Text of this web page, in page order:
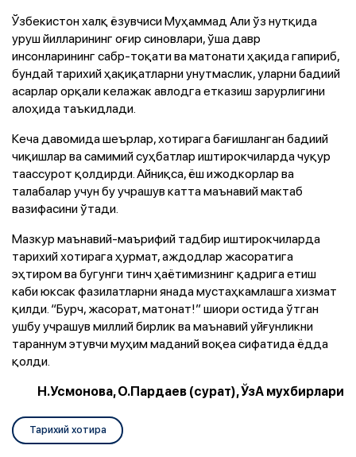
Ўзбекистон халқ ёзувчиси Муҳаммад Али ўз нутқида
уруш йилларининг оғир синовлари, ўша давр
инсонларининг сабр-тоқати ва матонати ҳақида гапириб,
бундай тарихий ҳақиқатларни унутмаслик, уларни бадиий
асарлар орқали келажак авлодга етказиш зарурлигини
алоҳида таъкидлади.
Кеча давомида шеърлар, хотирага бағишланган бадиий
чиқишлар ва самимий суҳбатлар иштирокчиларда чуқур
таассурот қолдирди. Айниқса, ёш ижодкорлар ва
талабалар учун бу учрашув катта маънавий мактаб
вазифасини ўтади.
Мазкур маънавий-маърифий тадбир иштирокчиларда
тарихий хотирага ҳурмат, аждодлар жасоратига
эҳтиром ва бугунги тинч ҳаётимизнинг қадрига етиш
каби юксак фазилатларни янада мустаҳкамлашга хизмат
қилди. “Бурч, жасорат, матонат!” шиори остида ўтган
ушбу учрашув миллий бирлик ва маънавий уйғунликни
тараннум этувчи муҳим маданий воқеа сифатида ёдда
қолди.
Н.Усмонова, О.Пардаев (сурат), ЎзА мухбирлари
Тарихий хотира